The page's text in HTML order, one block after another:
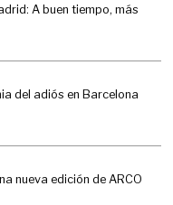
A buen tiempo, más
del adiós en Barcelona
nueva edición de ARCO